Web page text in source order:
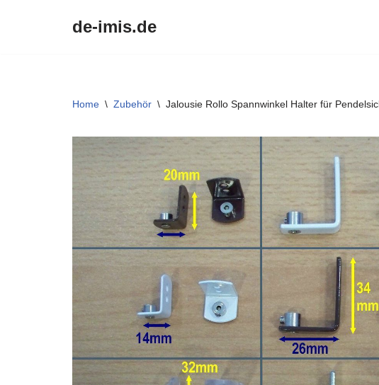
de-imis.de
Home \ Zubehör \ Jalousie Rollo Spannwinkel Halter für